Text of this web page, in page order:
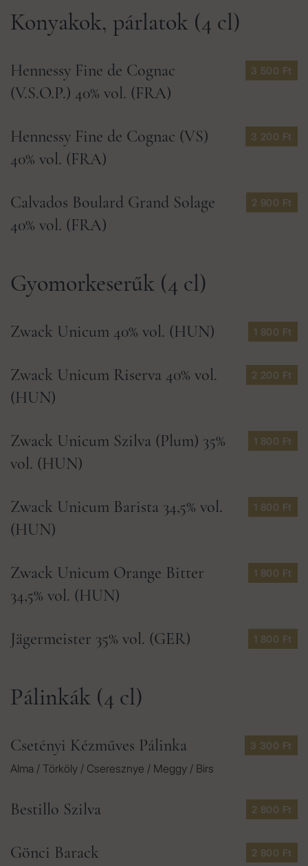
Konyakok, párlatok (4 cl)
3 500 Ft
Hennessy Fine de Cognac
(V.S.O.P.) 40% vol. (FRA)
3 200 Ft
Hennessy Fine de Cognac (VS)
40% vol. (FRA)
2 900 Ft
Calvados Boulard Grand Solage
40% vol. (FRA)
Gyomorkeserűk (4 cl)
1 800 Ft
Zwack Unicum 40% vol. (HUN)
2 200 Ft
Zwack Unicum Riserva 40% vol.
(HUN)
1 800 Ft
Zwack Unicum Szilva (Plum) 35%
vol. (HUN)
1 800 Ft
Zwack Unicum Barista 34,5% vol.
(HUN)
1 800 Ft
Zwack Unicum Orange Bitter
34,5% vol. (HUN)
1 800 Ft
Jägermeister 35% vol. (GER)
Pálinkák (4 cl)
3 300 Ft
Csetényi Kézműves Pálinka
Alma / Törköly / Cseresznye / Meggy / Birs
2 800 Ft
Bestillo Szilva
2 800 Ft
Gönci Barack